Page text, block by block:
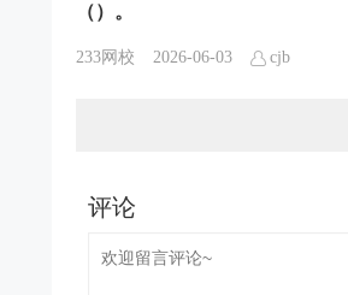
（）。
233网校 2026-06-03 cjb